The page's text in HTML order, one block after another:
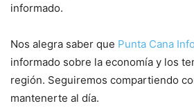
informado.
Nos alegra saber que Punta Cana
informado sobre la economía y los
región. Seguiremos compartiendo
mantenerte al día.